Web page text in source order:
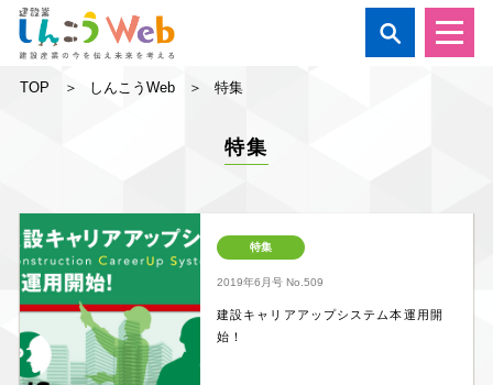

TOP しんこうWeb 特集
特集
特集
2019年6月号No.509
建設キャリアアップシステム本運用開
始！